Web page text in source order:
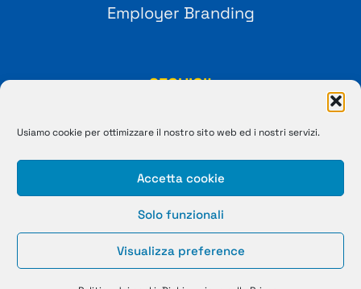
Usiamo cookie per ottimizzare il nostro sito web ed i nostri servizi.
Accetta cookie
Solo funzionali
Visualizza preference
Employer Branding
SEGUICI!
© 2019-2023 Stupendio. Tutti i diritti riservati | Smarteris
S.r.l. P.IVA 0265970992 | Capitale Sociale € 2.550 i.v.